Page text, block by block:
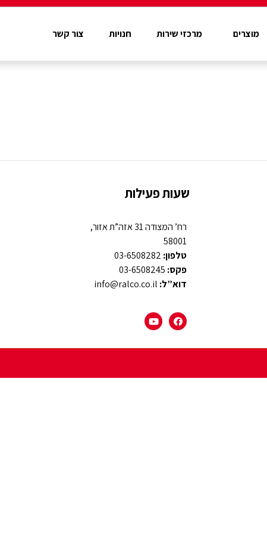
מוצרים מרכזי שירות חנויות צור קשר
שעות פעילות
רח’ המצודה 31 אזה”ת אזור,
58001
טלפון:
פקס:
דוא”ל: